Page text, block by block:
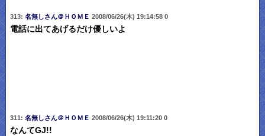
313: 名無しさん＠ＨＯＭＥ 2008/06/26(木) 19:14:58 0
電話に出てあげるだけ優しいよ
311: 名無しさん＠ＨＯＭＥ 2008/06/26(木) 19:11:20 0
なんてGJ!!